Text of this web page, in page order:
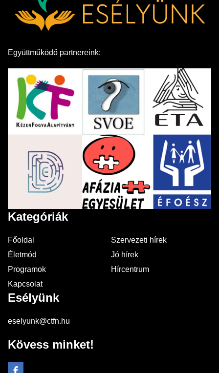
Együttműködő partnereink:
Kategóriák
Főoldal
Szervezeti hírek
Életmód
Jó hírek
Programok
Hírcentrum
Kapcsolat
Esélyünk
eselyunk@ctfn.hu
Kövess minket!